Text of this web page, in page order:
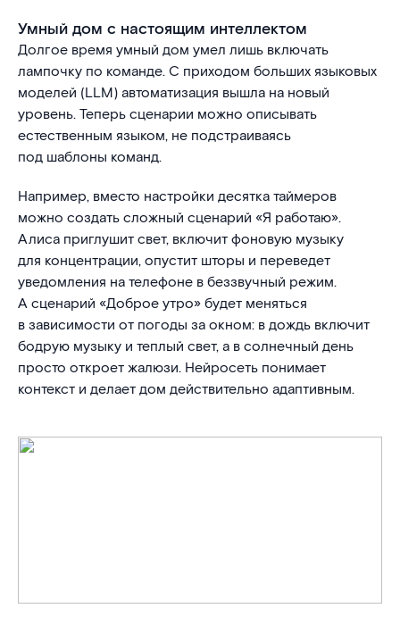
Умный дом с настоящим интеллектом
Долгое время умный дом умел лишь включать
лампочку по команде. С приходом больших языковых
моделей (LLM) автоматизация вышла на новый
уровень. Теперь сценарии можно описывать
естественным языком, не подстраиваясь
под шаблоны команд.
Например, вместо настройки десятка таймеров
можно создать сложный сценарий «Я работаю».
Алиса приглушит свет, включит фоновую музыку
для концентрации, опустит шторы и переведет
уведомления на телефоне в беззвучный режим.
А сценарий «Доброе утро» будет меняться
в зависимости от погоды за окном: в дождь включит
бодрую музыку и теплый свет, а в солнечный день
просто откроет жалюзи. Нейросеть понимает
контекст и делает дом действительно адаптивным.